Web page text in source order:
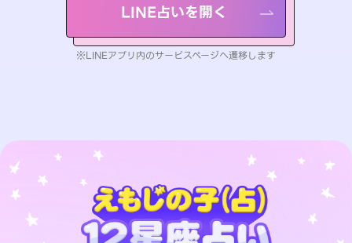
LINE占いを開く
※LINEアプリ内のサービスページへ遷移します